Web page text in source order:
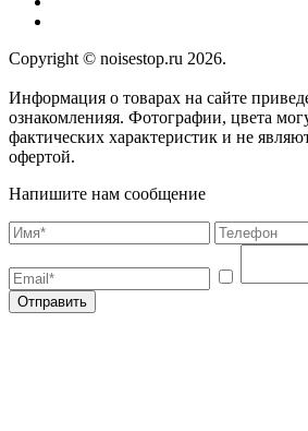
Copyright © noisestop.ru 2026.
Информация о товарах на сайте
ознакомленияя. Фотографии, цвета
фактических характеристик и не
офертой.
Напишите нам сообщение
Отправить